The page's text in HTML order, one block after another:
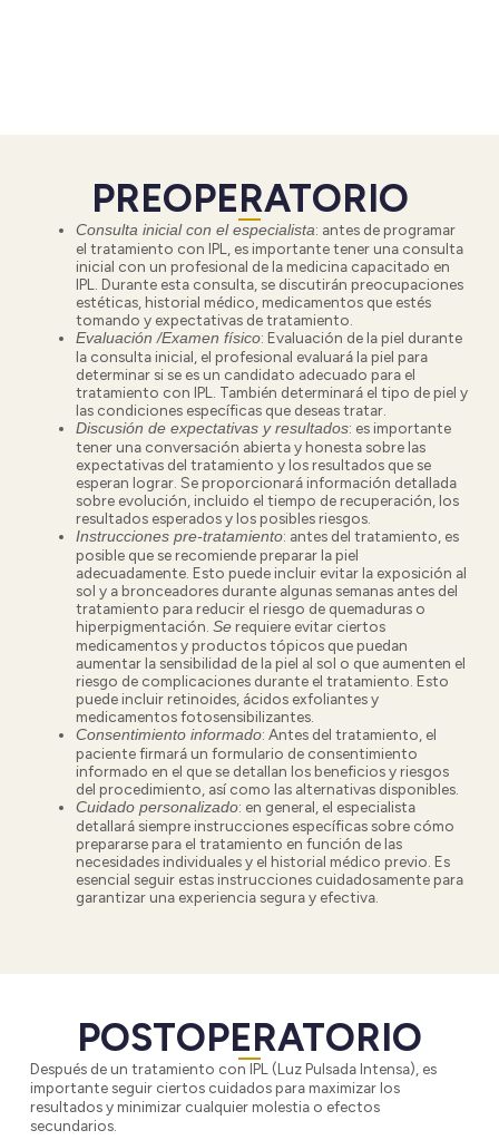
PREOPERATORIO
Consulta inicial con el especialista: antes de programar
el tratamiento con IPL, es importante tener una consulta
inicial con un profesional de la medicina capacitado en
IPL. Durante esta consulta, se discutirán preocupaciones
estéticas, historial médico, medicamentos que estés
tomando y expectativas de tratamiento.
Evaluación /Examen físico: Evaluación de la piel durante
la consulta inicial, el profesional evaluará la piel para
determinar si se es un candidato adecuado para el
tratamiento con IPL. También determinará el tipo de piel y
las condiciones específicas que deseas tratar.
Discusión de expectativas y resultados: es importante
tener una conversación abierta y honesta sobre las
expectativas del tratamiento y los resultados que se
esperan lograr. Se proporcionará información detallada
sobre evolución, incluido el tiempo de recuperación, los
resultados esperados y los posibles riesgos.
Instrucciones pre-tratamiento: antes del tratamiento, es
posible que se recomiende preparar la piel
adecuadamente. Esto puede incluir evitar la exposición al
sol y a bronceadores durante algunas semanas antes del
tratamiento para reducir el riesgo de quemaduras o
hiperpigmentación.Se requiere evitar ciertos
medicamentos y productos tópicos que puedan
aumentar la sensibilidad de la piel al sol o que aumenten el
riesgo de complicaciones durante el tratamiento. Esto
puede incluir retinoides, ácidos exfoliantes y
medicamentos fotosensibilizantes.
Consentimiento informado: Antes del tratamiento, el
paciente firmará unformulario de consentimiento
informado en el que se detallan los beneficios y riesgos
del procedimiento, así como las alternativas disponibles.
Cuidado personalizado: en general, el especialista
detallará siempre instrucciones específicas sobre cómo
prepararse para el tratamiento en función de las
necesidades individuales y el historial médico previo. Es
esencial seguir estas instrucciones cuidadosamente para
garantizar una experiencia segura y efectiva.
POSTOPERATORIO
Después de un tratamiento con IPL (Luz Pulsada Intensa), es
importante seguir ciertos cuidados para maximizar los
resultados y minimizar cualquier molestia o efectos
secundarios.